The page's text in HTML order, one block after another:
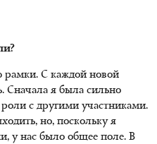
рамки. С каждой новой
Сначала я была сильно
с другими участниками.
но, поскольку я
у нас было общее поле. В